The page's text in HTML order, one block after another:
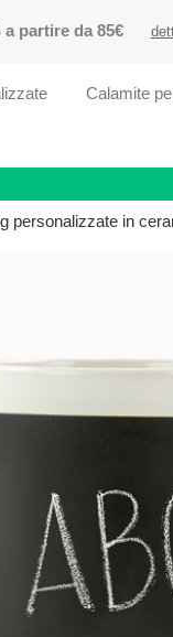
a partire da 85€
Calamite
personalizzate in